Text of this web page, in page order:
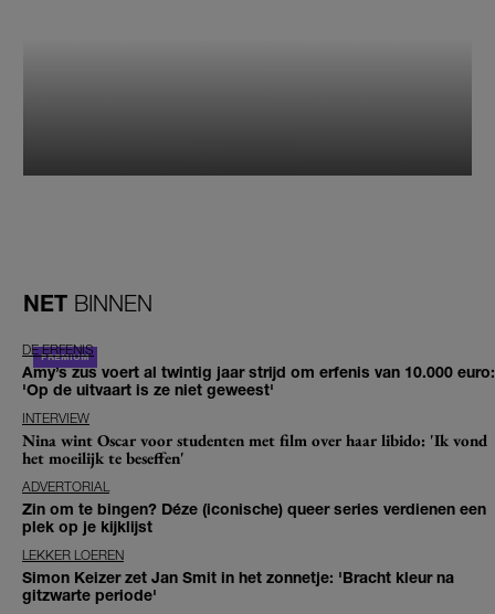
NET BINNEN
DE ERFENIS
Amy’s zus voert al twintig jaar strijd om erfenis van 10.000 euro:
'Op de uitvaart is ze niet geweest'
INTERVIEW
Nina wint Oscar voor studenten met film over haar libido: 'Ik vond
het moeilijk te beseffen'
ADVERTORIAL
Zin om te bingen? Déze (iconische) queer series verdienen een
plek op je kijklijst
LEKKER LOEREN
Simon Keizer zet Jan Smit in het zonnetje: 'Bracht kleur na
gitzwarte periode'